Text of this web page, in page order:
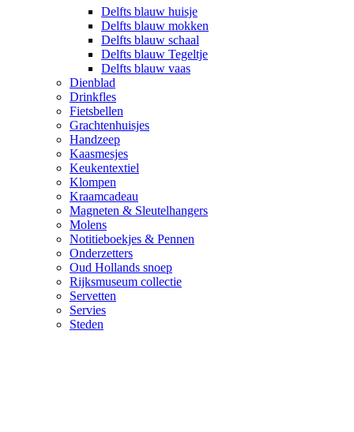
Delfts blauw huisje
Delfts blauw mokken
Delfts blauw schaal
Delfts blauw Tegeltje
Delfts blauw vaas
Dienblad
Drinkfles
Fietsbellen
Grachtenhuisjes
Handzeep
Kaasmesjes
Keukentextiel
Klompen
Kraamcadeau
Magneten & Sleutelhangers
Molens
Notitieboekjes & Pennen
Onderzetters
Oud Hollands snoep
Rijksmuseum collectie
Servetten
Servies
Steden